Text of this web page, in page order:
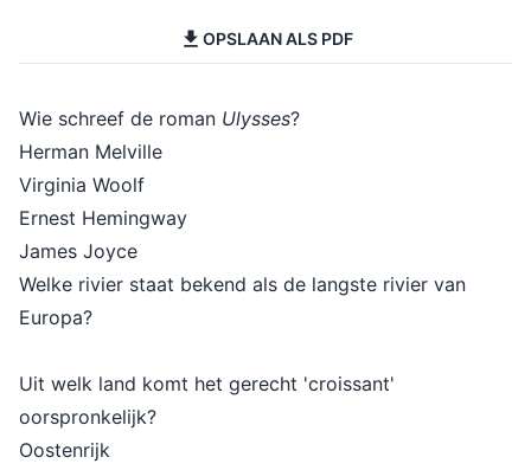
OPSLAAN ALS PDF
Wie schreef de roman Ulysses?
Herman Melville
Virginia Woolf
Ernest Hemingway
James Joyce
Welke rivier staat bekend als de langste rivier van
Europa?
Uit welk land komt het gerecht 'croissant'
oorspronkelijk?
Oostenrijk